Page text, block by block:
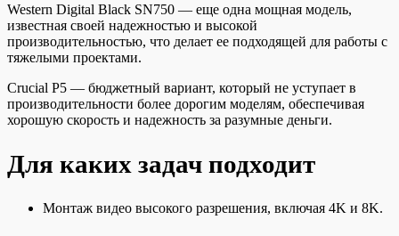
Western Digital Black SN750 — еще одна мощная модель,
известная своей надежностью и высокой
производительностью, что делает ее подходящей для работы с
тяжелыми проектами.
Crucial P5 — бюджетный вариант, который не уступает в
производительности более дорогим моделям, обеспечивая
хорошую скорость и надежность за разумные деньги.
Для каких задач подходит
Монтаж видео высокого разрешения, включая 4K и 8K.